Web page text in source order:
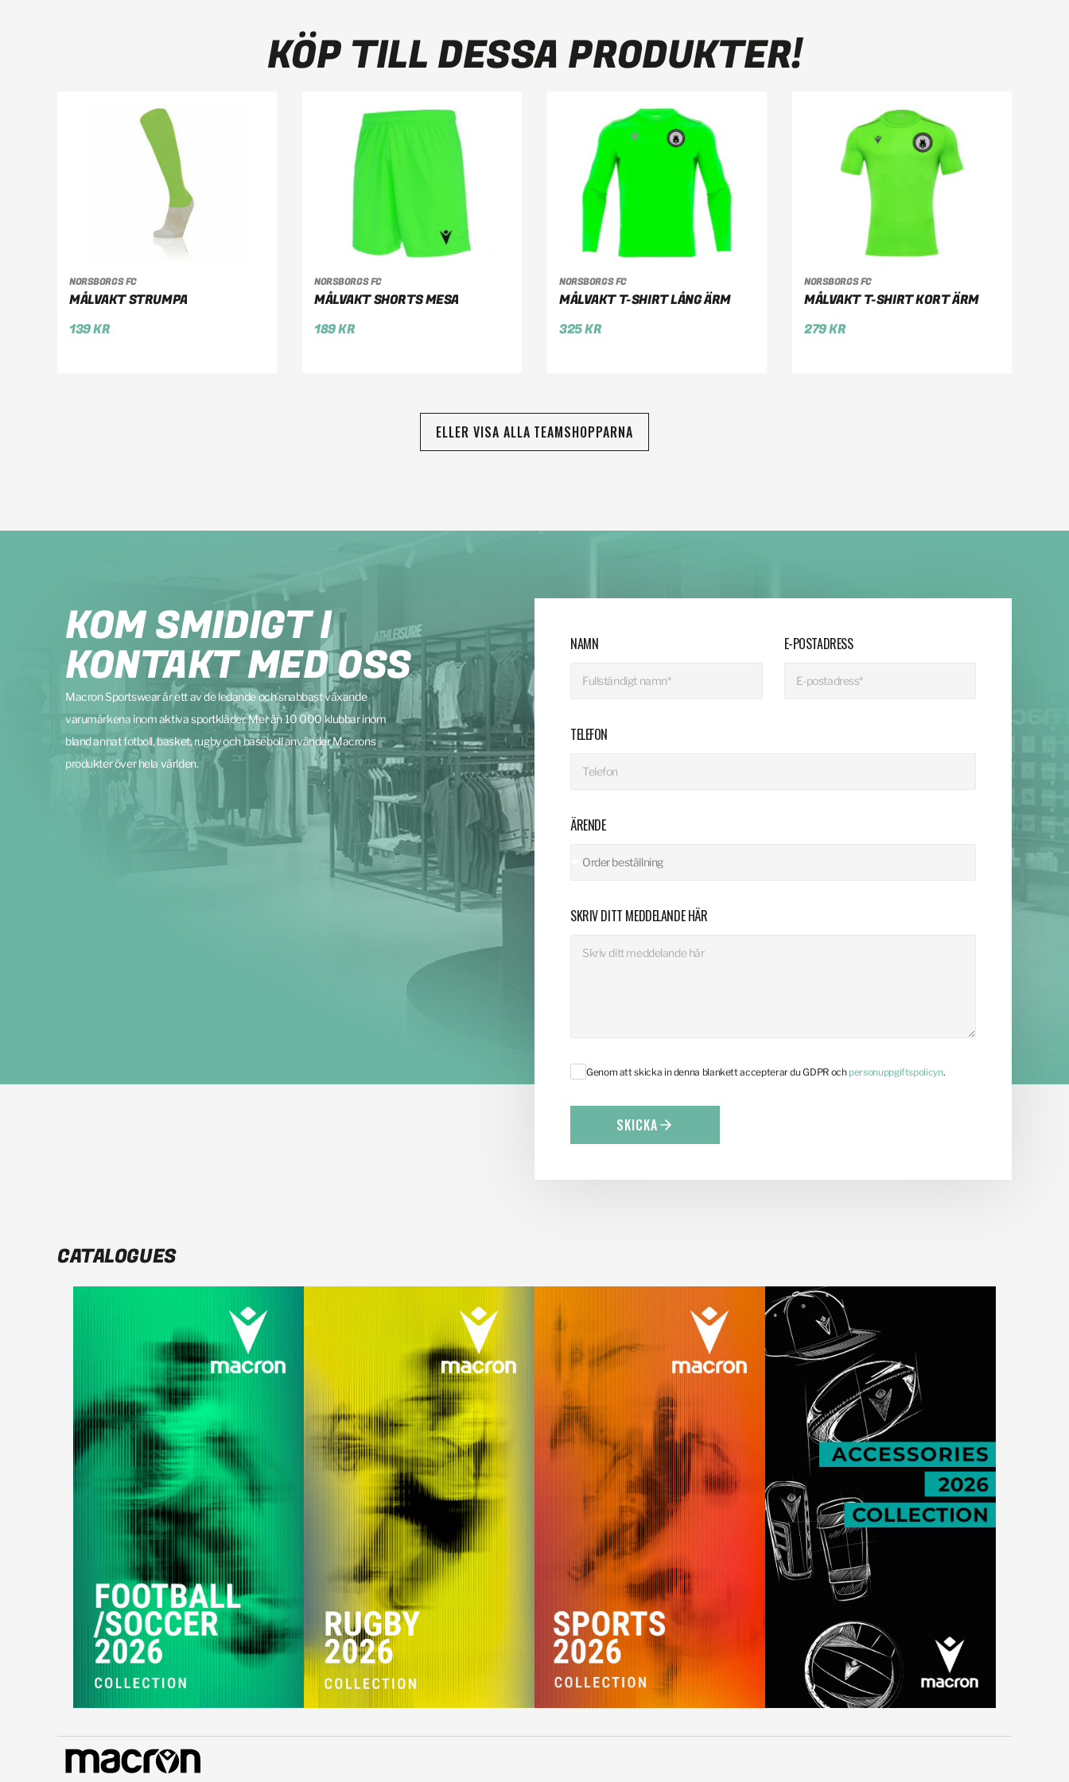
KÖP TILL DESSA PRODUKTER!
NORSBORGS FC
MÅLVAKT STRUMPA
139KR
VÄLJ ALTERNATIV NORSBORGS FC
MÅLVAKT SHORTS MESA
189KR
VÄLJ ALTERNATIV NORSBORGS FC
MÅLVAKT T-SHIRT LÅNG ÄRM
325KR
VÄLJ ALTERNATIV NORSBORGS FC
MÅLVAKT T-SHIRT KORT ÄRM
279KR
VÄLJ ALTERNATIV
ELLER VISA ALLA TEAMSHOPPARNA
KOM SMIDIGT I
KONTAKT MED OSS
Macron Sportswear är ett av de ledande och snabbast växande
varumärkena inom aktiva sportkläder. Mer än 10 000 klubbar inom
bland annat fotboll, basket, rugby och baseboll använder Macrons
produkter över hela världen.
NAMN E-POSTADRESS
TELEFON
ÄRENDE
SKRIV DITT MEDDELANDE HÄR
Genom att skicka in denna blankett accepterar du GDPR och personuppgiftspolicyn.
SKICKA
CATALOGUES